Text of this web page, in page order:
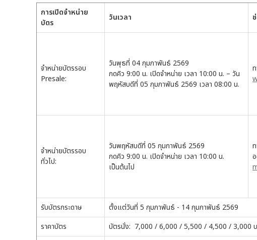
การเปิดจำหน่าย
บัตร
วันเวลา
จำหน่ายบัตรรอบ
Presale:
วันพุธที่ 04 กุมภาพันธ์ 2569
กดคิว 9:00 น. เปิดจำหน่าย เวลา 10:00 น. – วัน
พฤหัสบดีที่ 05 กุมภาพันธ์ 2569 เวลา 08:00 น.
จำหน่ายบัตรรอบ
ทั่วไป:
วันพฤหัสบดีที่ 05 กุมภาพันธ์ 2569
กดคิว 9:00 น. เปิดจำหน่าย เวลา 10:00 น.
เป็นต้นไป
รับบัตรกระดาษ
ตั้งแต่วันที่ 5 กุมภาพันธ์ - 14 กุมภาพันธ์ 2569
ราคาบัตร
บัตรนั่ง: 7,000 / 6,000 / 5,500 / 4,500 / 3,000